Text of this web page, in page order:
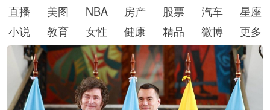
直播
美图 NBA 房产 股票 汽车
星座
小说
教育 女性 健康 精品 微博 更多